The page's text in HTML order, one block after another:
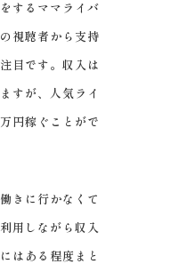
するママライバ
視聴者から支持
目です。収入は
すが、人気ライ
円稼ぐことがで
きに行かなくて
用しながら収入
はある程度まと